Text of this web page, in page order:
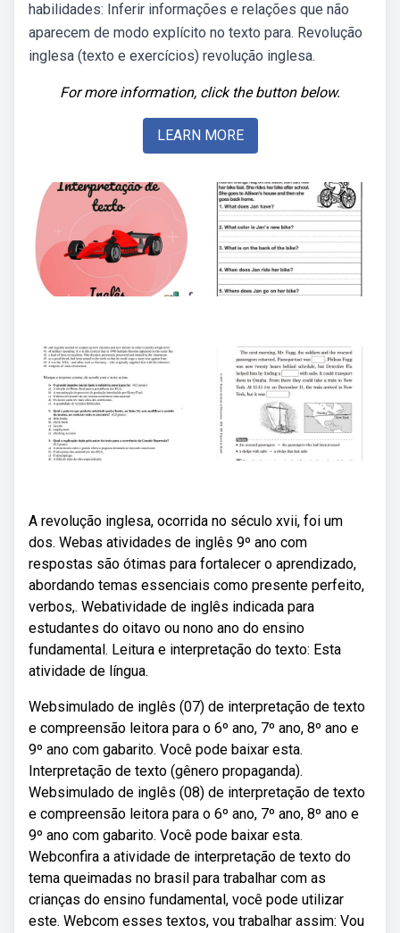
habilidades: Inferir informações e relações que não
aparecem de modo explícito no texto para. Revolução
inglesa (texto e exercícios) revolução inglesa.
For more information, click the button below.
LEARN MORE
A revolução inglesa, ocorrida no século xvii, foi um
dos. Webas atividades de inglês 9º ano com
respostas são ótimas para fortalecer o aprendizado,
abordando temas essenciais como presente perfeito,
verbos,. Webatividade de inglês indicada para
estudantes do oitavo ou nono ano do ensino
fundamental. Leitura e interpretação do texto: Esta
atividade de língua.
Websimulado de inglês (07) de interpretação de texto
e compreensão leitora para o 6º ano, 7º ano, 8º ano e
9º ano com gabarito. Você pode baixar esta.
Interpretação de texto (gênero propaganda).
Websimulado de inglês (08) de interpretação de texto
e compreensão leitora para o 6º ano, 7º ano, 8º ano e
9º ano com gabarito. Você pode baixar esta.
Webconfira a atividade de interpretação de texto do
tema queimadas no brasil para trabalhar com as
crianças do ensino fundamental, você pode utilizar
este. Webcom esses textos, vou trabalhar assim: Vou